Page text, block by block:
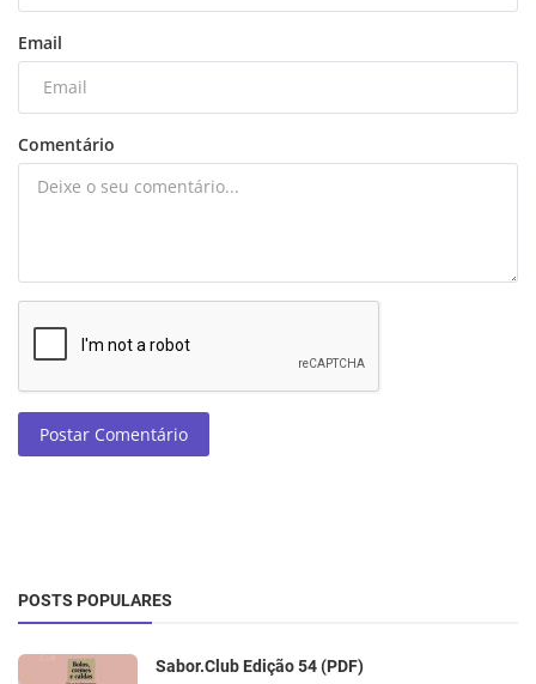
Email
Comentário
Postar Comentário
POSTS POPULARES
Sabor.Club Edição 54 (PDF)